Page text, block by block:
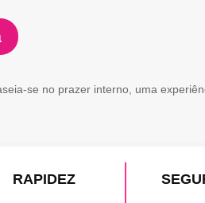
se no prazer interno, uma
RAPIDEZ